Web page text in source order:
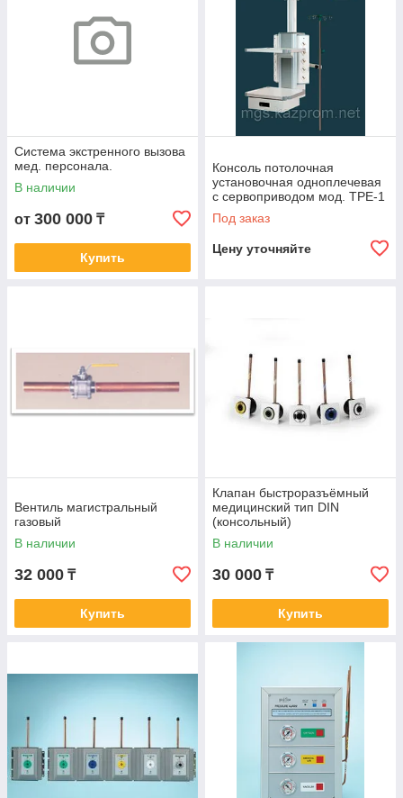
Система экстренного вызова
мед. персонала.
В наличии
от 300 000 ₸
Купить
Консоль потолочная
установочная одноплечевая
с сервоприводом мод. TPE-1
Под заказ
Цену уточняйте
Вентиль магистральный
газовый
В наличии
32 000 ₸
Купить
Клапан быстроразъёмный
медицинский тип DIN
(консольный)
В наличии
30 000 ₸
Купить